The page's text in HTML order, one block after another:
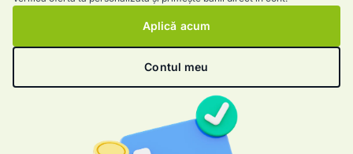
Aplică acum
Contul meu